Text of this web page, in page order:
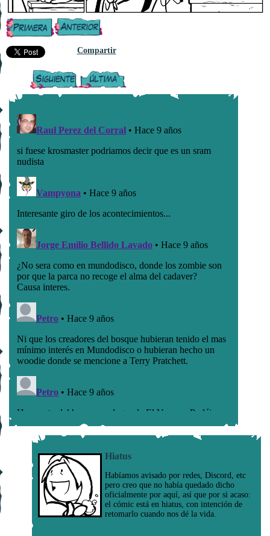
Compartir
Hiatus
Habíamos avisado por redes, Discord, etc
pero creo que no había quedado dicho
oficialmente por aquí, así que por si acaso:
el cómic está en hiatus, con intención de
retomarlo cuando nos dé la vida.